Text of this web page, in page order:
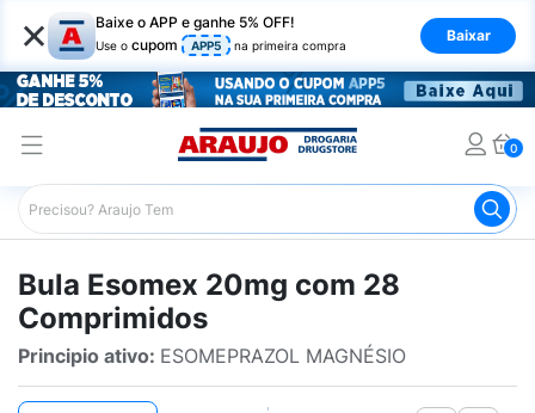
× Baixe o APP e ganhe 5% OFF!
Use o cupom APP5 na primeira compra
Baixar
0
Araujo Bulário Araujo Esomex 20mg com 28
Bula Esomex 20mg com 28
Comprimidos
Principio ativo: ESOMEPRAZOL MAGNÉSIO